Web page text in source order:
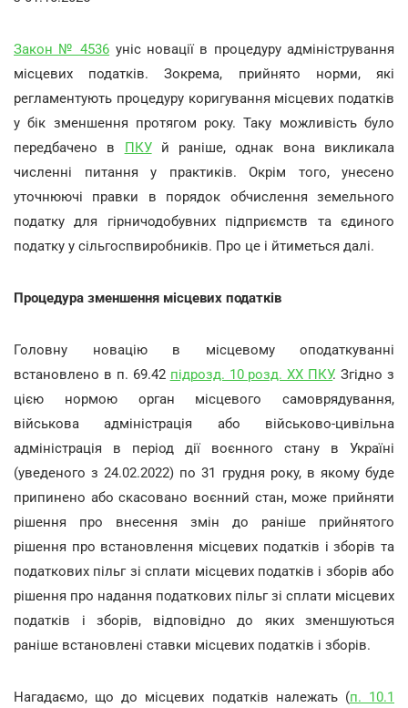
Закон № 4536 уніс новації в процедуру адміністрування
місцевих податків. Зокрема, прийнято норми, які
регламентують процедуру коригування місцевих податків
у бік зменшення протягом року. Таку можливість було
передбачено в ПКУй раніше, однак вона викликала
численні питання у практиків. Окрім того, унесено
уточнюючі правки в порядок обчислення земельного
податку для гірничодобувних підприємств та єдиного
податку у сільгоспвиробників. Про це і йтиметься далі.
Процедура зменшення місцевих податків
Головну новацію в місцевому оподаткуванні
встановлено в п. 69.42 підрозд. 10 розд. ХХ ПКУ. Згідно з
цією нормою орган місцевого самоврядування,
військова адміністрація або військово-цивільна
адміністрація в період дії воєнного стану в Україні
(уведеного з 24.02.2022) по 31 грудня року, в якому буде
припинено або скасовано воєнний стан, може прийняти
рішення про внесення змін до раніше прийнятого
рішення про встановлення місцевих податків і зборів та
податкових пільг зі сплати місцевих податків і зборів або
рішення про надання податкових пільг зі сплати місцевих
податків і зборів, відповідно до яких зменшуються
раніше встановлені ставки місцевих податків і зборів.
Нагадаємо, що до місцевих податків належать (п. 10.1